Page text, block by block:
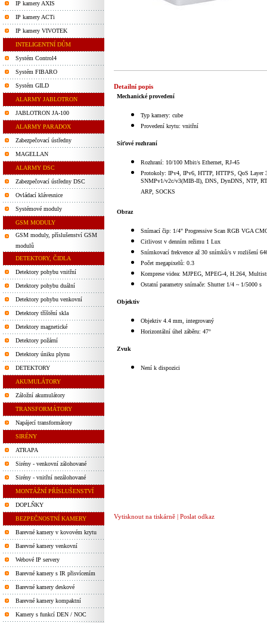
IP kamery AXIS
IP kamery ACTi
IP kamery VIVOTEK
INTELIGENTNÍ DŮM
Systém Control4
Systém FIBARO
Systém GILD
ALARMY JABLOTRON
JABLOTRON JA-100
ALARMY PARADOX
Zabezpečovací ústředny
MAGELLAN
ALARMY DSC
Zabezpečovací ústředny DSC
Ovládací klávesnice
Systémové moduly
GSM MODULY
GSM moduly, příslušenství GSM
modulů
DETEKTORY, ČIDLA
Detektory pohybu vnitřní
Detektory pohybu duální
Detektory pohybu venkovní
Detektory tříštění skla
Detektory magnetické
Detektory požární
Detektory úniku plynu
DETEKTORY
AKUMULÁTORY
Záložní akumulátory
TRANSFORMÁTORY
Napájecí transformátory
SIRÉNY
ATRAPA
Sirény - venkovní zálohované
Sirény - vnitřní nezálohované
MONTÁŽNÍ PŘÍSLUŠENSTVÍ
DOPLŇKY
BEZPEČNOSTNÍ KAMERY
Barevné kamery v kovovém krytu
Barevné kamery venkovní
Webové IP servery
Barevné kamery s IR přisvícením
Barevné kamery deskové
Barevné kamery kompaktní
Kamery s funkcí DEN / NOC
Detailní popis
Mechanické provedení
Typ kamery: cube
Provedení krytu: vnitřní
Síťové rozhraní
Rozhraní: 10/100 Mbit/s Ethernet, RJ-45
Protokoly: IPv4, IPv6, HTTP, HTTPS, QoS Layer
SNMPv1/v2c/v3(MIB-II), DNS, DynDNS, NTP,
ARP, SOCKS
Obraz
Snímací čip: 1/4" Progressive Scan RGB VGA
Citlivost v denním režimu 1 Lux
Snímkovací frekvence až 30 snímků/s v rozlišení
Počet megapixelů: 0.3
Komprese videa: MJPEG, MPEG-4, H.264,
Ostatní parametry snímače: Shutter 1/4 ~ 1/5000 s
Objektiv
Objektiv 4.4 mm, integrovaný
Horizontální úhel záběru: 47°
Zvuk
Není k dispozici
Vytisknout na tiskárně | Poslat odkaz